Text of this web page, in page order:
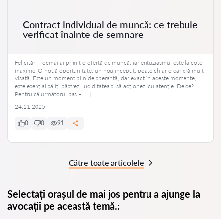
Contract individual de muncă: ce trebuie
verificat înainte de semnare
Felicitări! Tocmai ai primit o ofertă de muncă, iar entuziasmul este la cote
maxime. O nouă oportunitate, un nou început, poate chiar o carieră mult
visată. Este un moment plin de speranță, dar exact în aceste momente,
este esențial să îți păstrezi luciditatea și să acționezi cu atenție. De ce?
Pentru că următorul pas – […]
24.11.2025
0 0 91
Către toate articolele
Selectați orașul de mai jos pentru a ajunge la
avocații pe această temă.: